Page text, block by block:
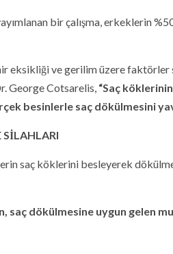
bir çalışma, erkeklerin
eksikliği ve gerilim üzere
George Cotsarelis, “Saç
besinlerle saç dökülmesini
SİLAHLARI
saç köklerini besleyerek
dökülmesine uygun gelen